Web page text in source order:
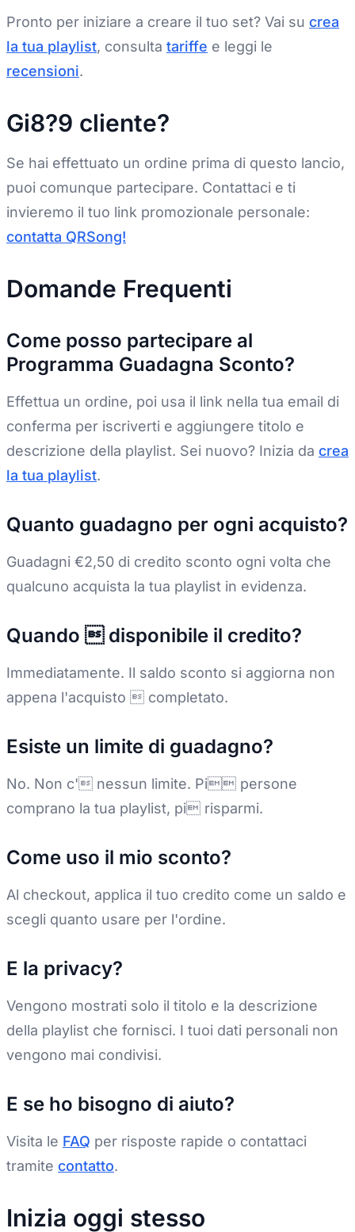
Pronto per iniziare a creare il tuo set? Vai su crea
la tua playlist, consulta tariffe e leggi le
recensioni.
Gi8?9 cliente?
Se hai effettuato un ordine prima di questo lancio,
puoi comunque partecipare. Contattaci e ti
invieremo il tuo link promozionale personale:
contatta QRSong!
Domande Frequenti
Come posso partecipare al
Programma Guadagna Sconto?
Effettua un ordine, poi usa il link nella tua email di
conferma per iscriverti e aggiungere titolo e
descrizione della playlist. Sei nuovo? Inizia da crea
la tua playlist.
Quanto guadagno per ogni acquisto?
Guadagni €2,50 di credito sconto ogni volta che
qualcuno acquista la tua playlist in evidenza.
Quando  disponibile il credito?
Immediatamente. Il saldo sconto si aggiorna non
appena l'acquisto  completato.
Esiste un limite di guadagno?
No. Non c' nessun limite. Pi persone
comprano la tua playlist, pi risparmi.
Come uso il mio sconto?
Al checkout, applica il tuo credito come un saldo e
scegli quanto usare per l'ordine.
E la privacy?
Vengono mostrati solo il titolo e la descrizione
della playlist che fornisci. I tuoi dati personali non
vengono mai condivisi.
E se ho bisogno di aiuto?
Visita le FAQ per risposte rapide o contattaci
tramite contatto.
Inizia oggi stesso